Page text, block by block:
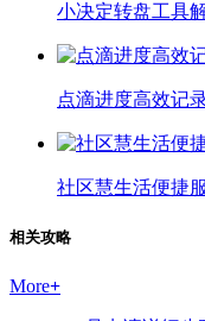
小决定转盘工具
点滴进度高效记
社区慧生活便捷
相关攻略
More+